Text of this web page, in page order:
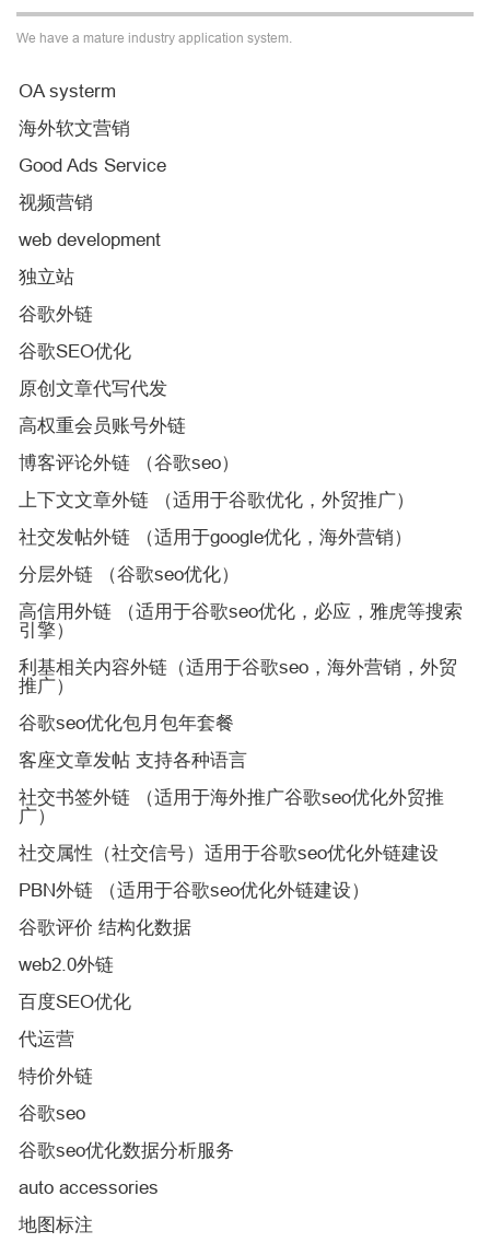
We have a mature industry application system.
OA systerm
海外软文营销
Good Ads Service
视频营销
web development
独立站
谷歌外链
谷歌SEO优化
原创文章代写代发
高权重会员账号外链
博客评论外链 （谷歌seo）
上下文文章外链 （适用于谷歌优化，外贸推广）
社交发帖外链 （适用于google优化，海外营销）
分层外链 （谷歌seo优化）
高信用外链 （适用于谷歌seo优化，必应，雅虎等搜索
引擎）
利基相关内容外链（适用于谷歌seo，海外营销，外贸
推广）
谷歌seo优化包月包年套餐
客座文章发帖 支持各种语言
社交书签外链 （适用于海外推广谷歌seo优化外贸推
广）
社交属性（社交信号）适用于谷歌seo优化外链建设
PBN外链 （适用于谷歌seo优化外链建设）
谷歌评价 结构化数据
web2.0外链
百度SEO优化
代运营
特价外链
谷歌seo
谷歌seo优化数据分析服务
auto accessories
地图标注